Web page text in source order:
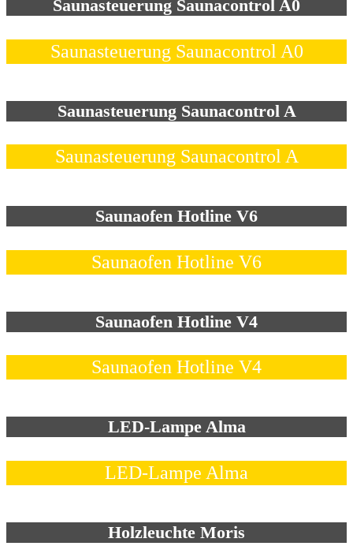
Saunasteuerung Saunacontrol A0
Saunasteuerung Saunacontrol A0
Saunasteuerung Saunacontrol A
Saunasteuerung Saunacontrol A
Saunaofen Hotline V6
Saunaofen Hotline V6
Saunaofen Hotline V4
Saunaofen Hotline V4
LED-Lampe Alma
LED-Lampe Alma
Holzleuchte Moris